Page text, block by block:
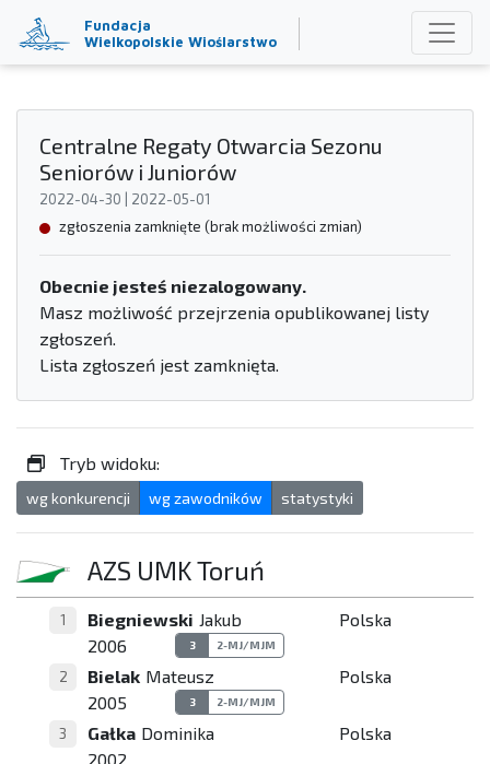
Fundacja
Wielkopolskie Wioślarstwo
Centralne Regaty Otwarcia Sezonu
Seniorów i Juniorów
2022-04-30 | 2022-05-01
zgłoszenia zamknięte (brak możliwości zmian)
Obecnie jesteś niezalogowany.
Masz możliwość przejrzenia opublikowanej listy
zgłoszeń.
Lista zgłoszeń jest zamknięta.
Tryb widoku:
wg konkurencji wg zawodników statystyki
AZS UMK Toruń
1 Biegniewski Jakub
Polska
2006
3 2-MJ/MJM
2 Bielak Mateusz
Polska
2005
3 2-MJ/MJM
3 Gałka Dominika
Polska
2002